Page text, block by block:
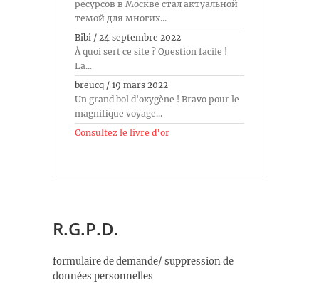
ресурсов в Москве стал актуальной
темой для многих...
Bibi / 24 septembre 2022
À quoi sert ce site ? Question facile !
La...
breucq / 19 mars 2022
Un grand bol d'oxygène ! Bravo pour le
magnifique voyage...
Consultez le livre d’or
R.G.P.D.
formulaire de demande/ suppression de
données personnelles